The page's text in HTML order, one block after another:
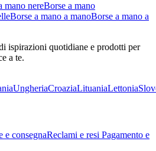
mano nereBorse a mano
Borse a mano a manoBorse a mano a
ispirazioni quotidiane e prodotti per
a te.
UngheriaCroaziaLituaniaLettonia
e consegnaReclami e resi Pagamento e